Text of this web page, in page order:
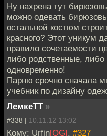
Ну нахрена тут
можно одевать
остальной костюм
красного? Этот уникум
правило сочетаемости
либо родственные,
одновременно!
Парню срочно сначала
учебник по дизайну
ЛемкеТТ »
#338 | 10.11.12 13:02
Кому: Urfin[QG], #327